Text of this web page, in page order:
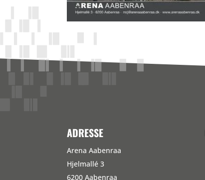
ADRESSE
Arena Aabenraa
Hjelmallé 3
6200 Aabenraa